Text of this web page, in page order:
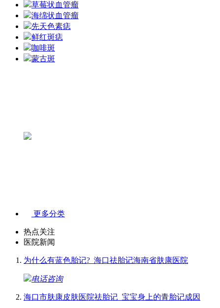
草莓状血管瘤
海绵状血管瘤
先天色素痣
鲜红斑痣
咖啡斑
蒙古斑
更多分类
热点关注
医院新闻
为什么有蓝色胎记?_海口祛胎记海南省肤康医院
电话咨询
海口市肤康皮肤医院祛胎记_宝宝身上的青胎记成因